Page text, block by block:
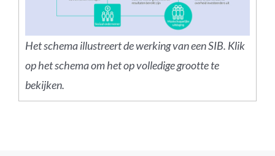
Het schema illustreert de werking van een SIB. Klik
op het schema om het op volledige grootte te
bekijken.